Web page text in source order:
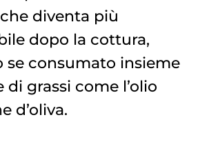
diventa più
dopo la cottura,
consumato insieme
di grassi come l’olio
d’oliva.